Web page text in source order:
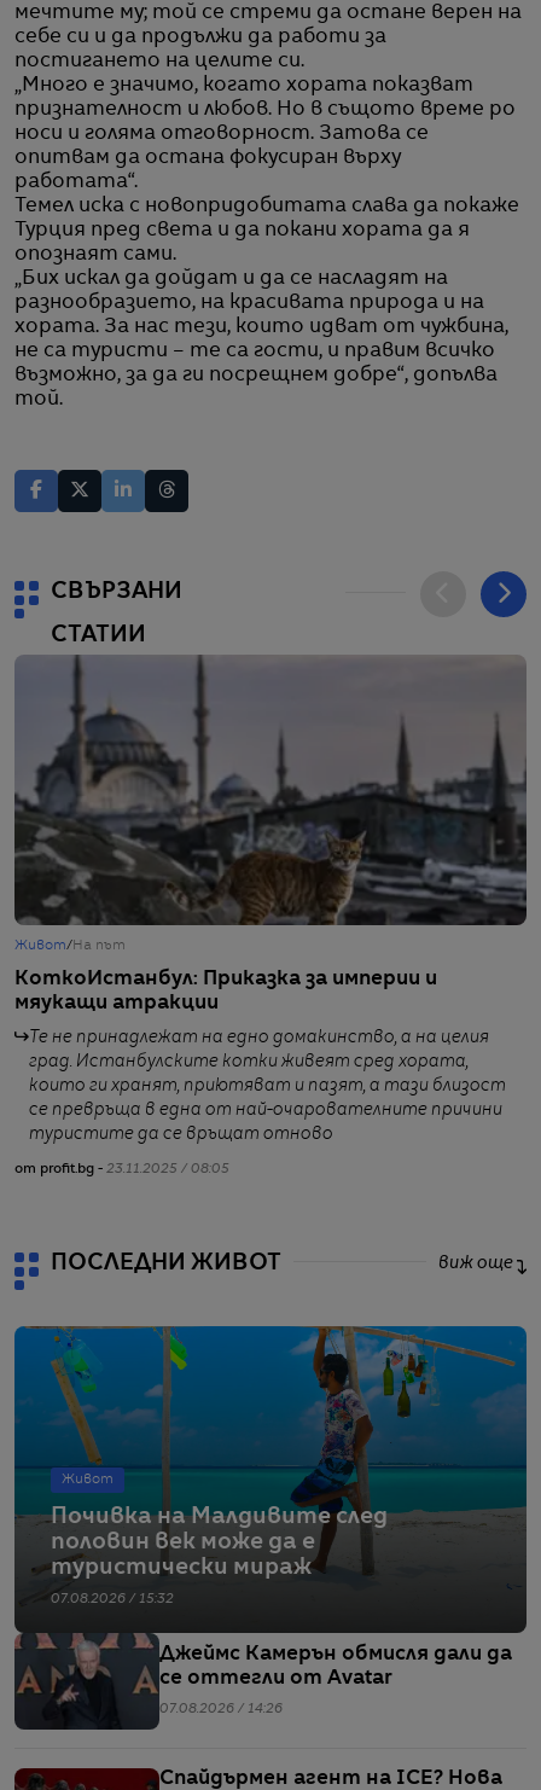
мечтите му; той се стреми да остане верен на
себе си и да продължи да работи за
постигането на целите си.
„Много е значимо, когато хората показват
признателност и любов. Но в същото време ро
носи и голяма отговорност. Затова се
опитвам да остана фокусиран върху
работата“.
Темел иска с новопридобитата слава да покаже
Турция пред света и да покани хората да я
опознаят сами.
„Бих искал да дойдат и да се насладят на
разнообразието, на красивата природа и на
хората. За нас тези, които идват от чужбина,
не са туристи – те са гости, и правим всичко
възможно, за да ги посрещнем добре“, допълва
той.
СВЪРЗАНИ
СТАТИИ
Живот/ На път
КоткоИстанбул: Приказка за империи и
мяукащи атракции
Те не принадлежат на едно домакинство, а на целия
град. Истанбулските котки живеят сред хората,
които ги хранят, приютяват и пазят, а тази близост
се превръща в една от най-очарователните причини
туристите да се връщат отново
от profit.bg - 23.11.2025 / 08:05
ПОСЛЕДНИ ЖИВОТ виж още
Живот
Почивка на Малдивите след
половин век може да е
туристически мираж
07.08.2026 / 15:32
Джеймс Камерън обмисля дали да
се оттегли от Avatar
07.08.2026 / 14:26
Спайдърмен агент на ICE? Нова